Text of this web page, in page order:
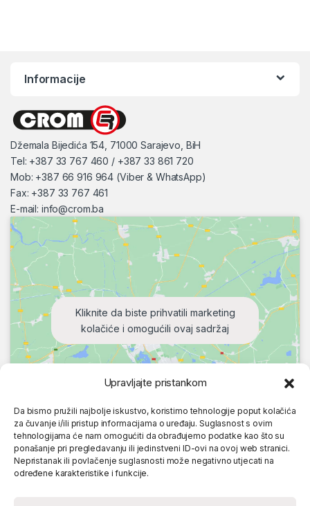
Upravljajte pristankom
Da bismo pružili najbolje iskustvo, koristimo tehnologije poput kolačića
za čuvanje i/ili pristup informacijama o uređaju. Suglasnost s ovim
tehnologijama će nam omogućiti da obrađujemo podatke kao što su
ponašanje pri pregledavanju ili jedinstveni ID-ovi na ovoj web stranici.
Nepristanak ili povlačenje suglasnosti može negativno utjecati na
određene karakteristike i funkcije.
Informacije
Džemala Bijedića 154, 71000 Sarajevo, BiH
Tel: +387 33 767 460 / +387 33 861 720
Mob: +387 66 916 964 (Viber & WhatsApp)
Fax: +387 33 767 461
E-mail: info@crom.ba
Kliknite da biste prihvatili marketing
kolačiće i omogućili ovaj sadržaj